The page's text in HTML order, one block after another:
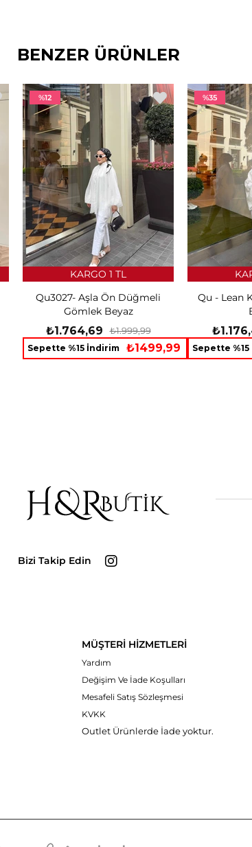
BENZER ÜRÜNLER
Qu3027- Aşla Ön Düğmeli
Gömlek Beyaz
₺1.764,69 ₺1.999,99
Sepette %15 İndirim ₺1499,99
KARGO 1 TL
%12
Qu - Lean
Sepette
%35
Bizi Takip Edin
MÜŞTERİ HİZMETLERİ
Yardım
Değişim Ve İade Koşulları
Mesafeli Satış Sözleşmesi
KVKK
Outlet Ürünlerde İade yoktur.